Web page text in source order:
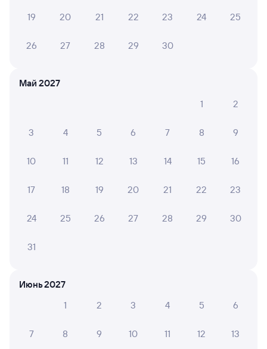
081И Проходящий 7,8
14:38 00:35
Маршрут
от 3 ⁠275 ⁠₽ 3 ⁠427 ⁠₽
Выберите дату
Искать билеты
Отели в Богдановиче
Путешественникам нравятся эти варианты
19 20 21 22 23 24 25
26 27 28 29 30
Май 2027
1
2
3 4 5 6 7 8 9
10 11 12 13 14 15 16
17 18 19 20 21 22 23
24 25 26 27 28 29 30
31
Июнь 2027
1
2 3 4 5 6
7 8 9 10 11 12 13